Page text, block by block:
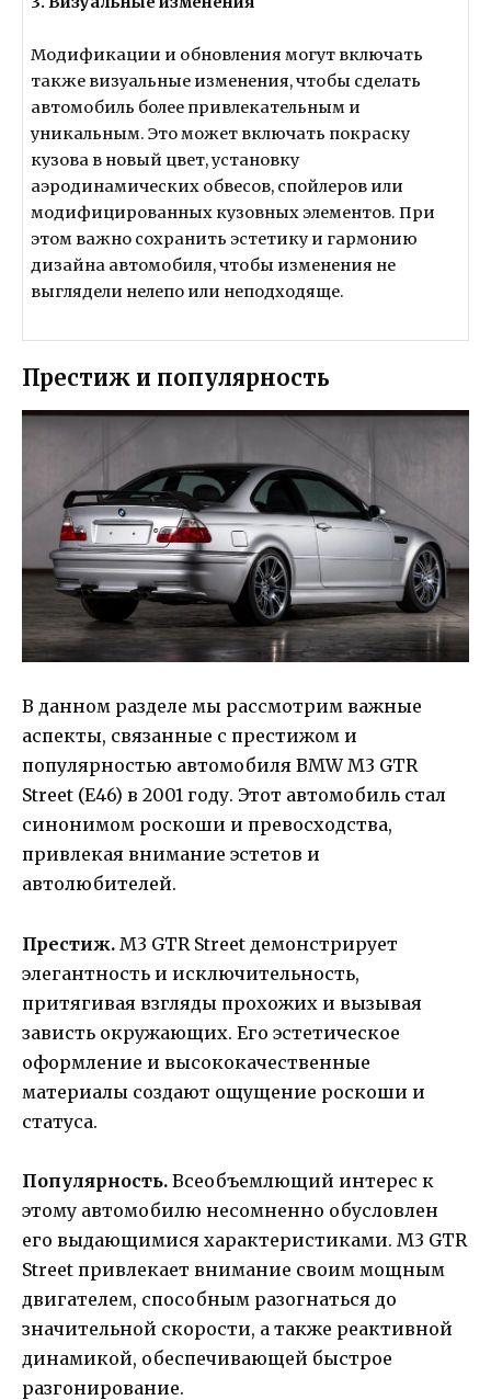
Модификации и обновления могут включать
также визуальные изменения, чтобы сделать
автомобиль более привлекательным и
уникальным. Это может включать покраску
кузова в новый цвет, установку
аэродинамических обвесов, спойлеров или
модифицированных кузовных элементов. При
этом важно сохранить эстетику и гармонию
дизайна автомобиля, чтобы изменения не
выглядели нелепо или неподходяще.
Престиж и популярность
В данном разделе мы рассмотрим важные
аспекты, связанные с престижом и
популярностью автомобиля BMW M3 GTR
Street (E46) в 2001 году. Этот автомобиль стал
синонимом роскоши и превосходства,
привлекая внимание эстетов и
автолюбителей.
Престиж. М3 GTR Street демонстрирует
элегантность и исключительность,
притягивая взгляды прохожих и вызывая
зависть окружающих. Его эстетическое
оформление и высококачественные
материалы создают ощущение роскоши и
статуса.
Популярность. Всеобъемлющий интерес к
этому автомобилю несомненно обусловлен
его выдающимися характеристиками. M3 GTR
Street привлекает внимание своим мощным
двигателем, способным разогнаться до
значительной скорости, а также реактивной
динамикой, обеспечивающей быстрое
разгонирование.